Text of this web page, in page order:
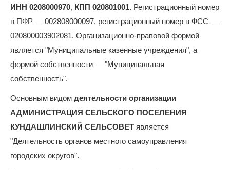
ИНН 0208000970, КПП 020801001. Регистрационный номер
в ПФР — 002808000097, регистрационный номер в ФСС —
020800003902081. Организационно-правовой формой
является "Муниципальные казенные учреждения", а
формой собственности — "Муниципальная
собственность".
Основным видом деятельности организации
АДМИНИСТРАЦИЯ СЕЛЬСКОГО ПОСЕЛЕНИЯ
КУНДАШЛИНСКИЙ СЕЛЬСОВЕТ является
"Деятельность органов местного самоуправления
городских округов".